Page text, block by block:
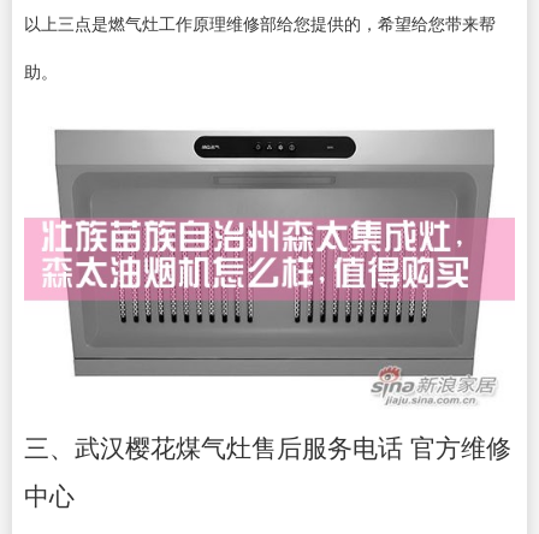
以上三点是燃气灶工作原理维修部给您提供的，希望给您带来帮
助。
三、武汉樱花煤气灶售后服务电话 官方维修
中心